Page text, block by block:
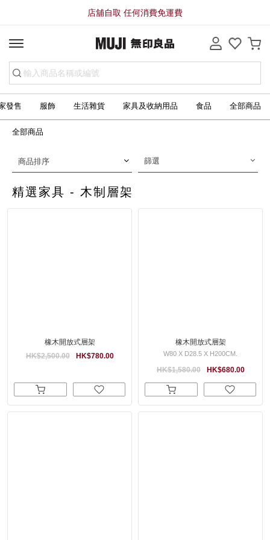
店舖自取 任何消費免運費
發售 服飾 生活雜貨 家具及收納用品 食品 全部商品
全部商品
精選家具 - 木制層架
商品排序 篩選
橡木開放式層架
HK$780.00
HK$2,500.00
橡木開放式層架
W80 X D28.5 X H200CM.
HK$680.00
HK$1,580.00